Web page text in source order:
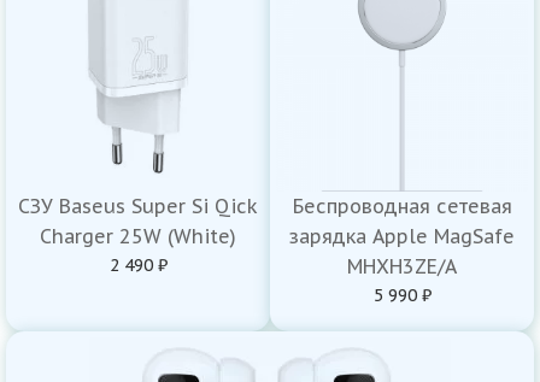
СЗУ Baseus Super Si Qick
Charger 25W (White)
2 490 ₽
Беспроводная сетевая
зарядка Apple MagSafe
MHXH3ZE/A
5 990 ₽